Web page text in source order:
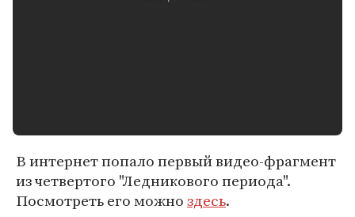
В интернет попало первый видео-фрагмент
из четвертого "Ледникового периода".
Посмотреть его можноздесь.